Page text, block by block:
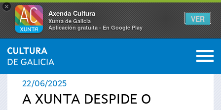
×
Axenda Cultura
Xunta de Galicia
Aplicación gratuíta - En Google Play
VER
Vostede
está
INICIO › ACTUALIDADE 0
22/06/2025
A XUNTA DESPIDE O